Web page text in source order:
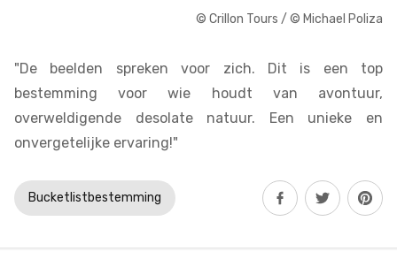
© Crillon Tours / © Michael Poliza
"De beelden spreken voor zich. Dit is een top
bestemming voor wie houdt van avontuur,
overweldigende desolate natuur. Een unieke en
onvergetelijke ervaring!"
Bucketlistbestemming